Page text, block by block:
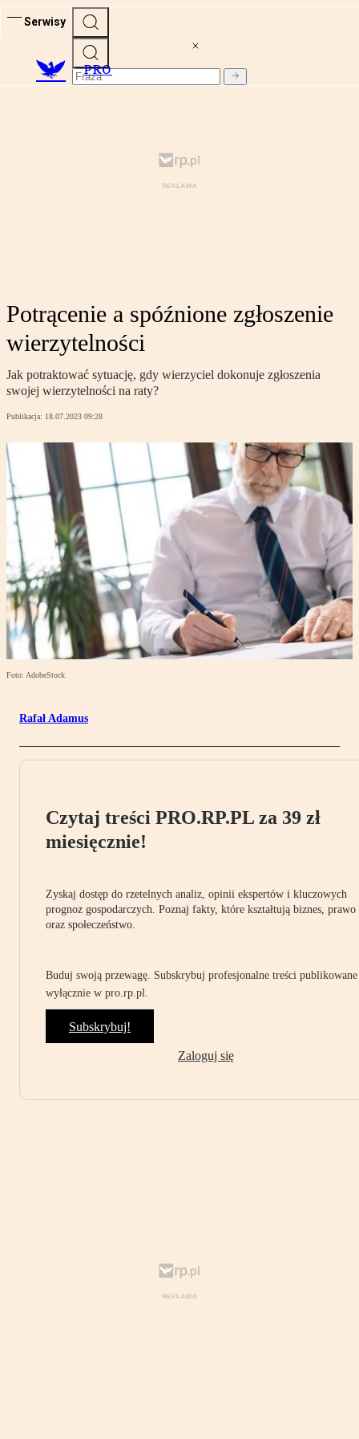
Serwisy
PRO
Potrącenie a spóźnione zgłoszenie
wierzytelności
Jak potraktować sytuację, gdy wierzyciel dokonuje zgłoszenia
swojej wierzytelności na raty?
Publikacja: 18.07.2023 09:28
Foto: AdobeStock
Rafał Adamus
Czytaj treści PRO.RP.PL za 39 zł
miesięcznie!
Zyskaj dostęp do rzetelnych analiz, opinii ekspertów i kluczowych
prognoz gospodarczych. Poznaj fakty, które kształtują biznes, prawo
oraz społeczeństwo.
Buduj swoją przewagę. Subskrybuj profesjonalne treści publikowane
wyłącznie w pro.rp.pl.
Subskrybuj!
Zaloguj się